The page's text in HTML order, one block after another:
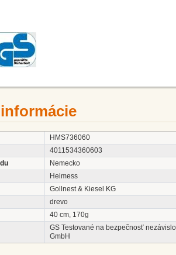
HMS736060
4011534360603
Nemecko
Heimess
Gollnest & Kiesel KG
drevo
40 cm, 170g
GS Testované na bezpečnosť
GmbH